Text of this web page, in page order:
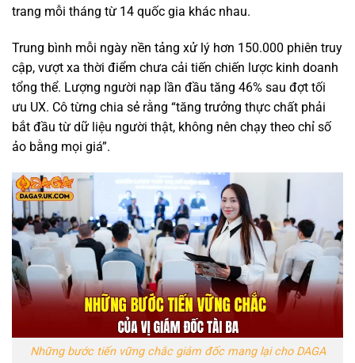
trang mỗi tháng từ 14 quốc gia khác nhau.
Trung bình mỗi ngày nền tảng xử lý hơn 150.000 phiên truy
cập, vượt xa thời điểm chưa cải tiến chiến lược kinh doanh
tổng thể. Lượng người nạp lần đầu tăng 46% sau đợt tối
ưu UX. Cô từng chia sẻ rằng “tăng trưởng thực chất phải
bắt đầu từ dữ liệu người thật, không nên chạy theo chỉ số
ảo bằng mọi giá”.
Những bước tiến vững chắc giám đốc mang lại cho DAGA